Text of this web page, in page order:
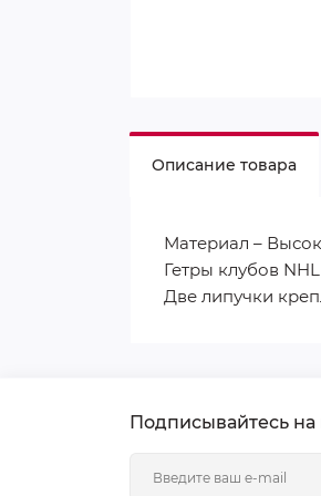
Описание товара
Материал –
Гетры клубов NHL
Две липучки
Подписывайтесь на